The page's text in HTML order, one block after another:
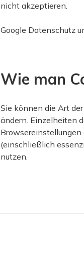
nicht akzeptieren.
Google Datenschutz
Wie man
Sie können die Art
ändern. Einzelheiten
Browsereinstellungen
(einschließlich
nutzen.